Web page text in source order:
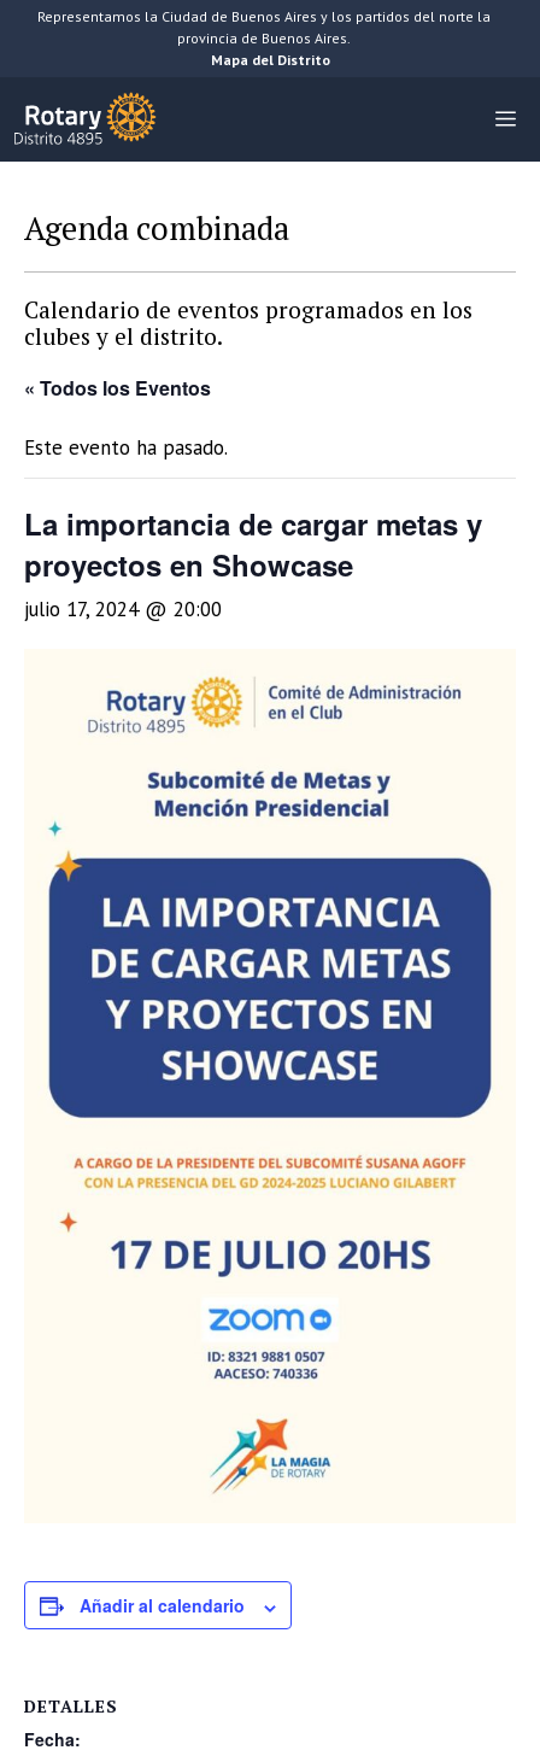
SaltarRepresentamos la Ciudad de Buenos Aires y los partidos del norte la
provincia de Buenos Aires.
Mapa del Distrito
Agenda combinada
Calendario de eventos programados en los
clubes y el distrito.
« Todos los Eventos
Este evento ha pasado.
La importancia de cargar metas y
proyectos en Showcase
julio 17, 2024 @ 20:00
Añadir al calendario
DETALLES
Fecha: